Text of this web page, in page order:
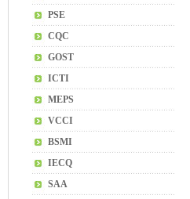
PSE
CQC
GOST
ICTI
MEPS
VCCI
BSMI
IECQ
SAA